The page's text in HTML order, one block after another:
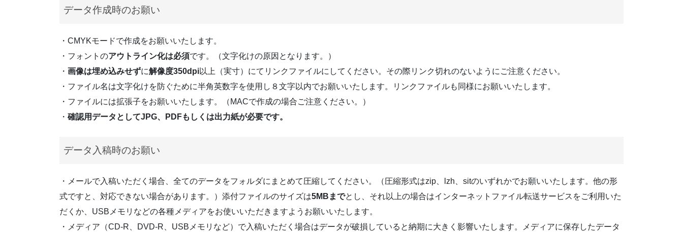
データ作成時のお願い
・CMYKモードで作成をお願いいたします。
・フォントのアウトライン化は必須です。（文字化けの原因となります。）
・ 画像は埋め込みせずに解像度350dpi以上（実寸）にてリンクファイルにしてください。その際リンク切れのないようにご注意ください。
・ファイル名は文字化けを防ぐために半角英数字を使用し８文字以内でお願いいたします。リンクファイルも同様にお願いいたします。
・ファイルには拡張子をお願いいたします。（MACで作成の場合ご注意ください。）
・ 確認用データとしてJPG、PDFもしくは出力紙が必要です。
データ入稿時のお願い
・メールで入稿いただく場合、全てのデータをフォルダにまとめて圧縮してください。（圧縮形式はzip、lzh、sitのいずれかでお願いいたします。他の形
式ですと、対応できない場合があります。）添付ファイルのサイズは5MBまでとし、それ以上の場合はインターネットファイル転送サービスをご利用いた
だくか、USBメモリなどの各種メディアをお使いいただきますようお願いいたします。
・メディア（CD-R、DVD-R、USBメモリなど）で入稿いただく場合はデータが破損していると納期に大きく影響いたします。メディアに保存したデータ